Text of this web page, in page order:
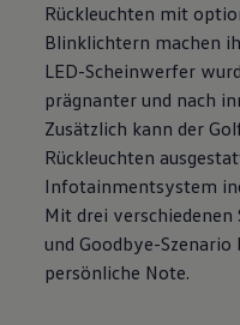
Motorenöl
Räder und
Pannen-
Economy
Zubehör
Schutz und
Transport
Wallbox
Digitale Extras
Rückleuchten mit
Blinklichtern machen
LED-Scheinwerfer
prägnanter und nach
Zusätzlich kann der
Rückleuchten
Infotainmentsystem
Mit drei verschiedenen
und Goodbye-
persönliche Note.